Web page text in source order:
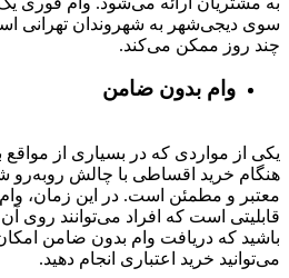
سوی دیجی‌شهر به شهروندان تهرانی
چند روز ممکن می‌کند.
وام بدون ضامن
یکی از مواردی که در بسیاری از
هنگام خرید اقساطی با چالش روبه‌رو
معتبر و مطمئن است. در این زمان،
قابلیتی است که افراد می‌توانند روی
باشید که دریافت وام بدون ضامن
می‌توانید خرید اعتباری انجام دهید.